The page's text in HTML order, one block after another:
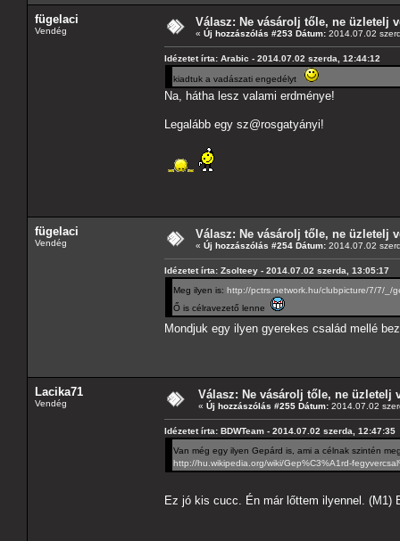
fügelaci
Vendég
Válasz: Ne vásárolj tőle, ne üzletelj
« Új hozzászólás #253 Dátum: 2014.07.02
Idézetet írta: Arabic - 2014.07.02 szerda, 12:44:12
kiadtuk a vadászati engedélyt
Na, hátha lesz valami erdménye!
Legalább egy sz@rosgatyányi!
fügelaci
Vendég
Válasz: Ne vásárolj tőle, ne üzletelj
« Új hozzászólás #254 Dátum: 2014.07.02
Idézetet írta: Zsolteey - 2014.07.02 szerda, 13:05:17
Meg ilyen is: http://pctrs.network.hu/clubpicture/7/7/_/
Ő is célravezető lenne
Mondjuk egy ilyen gyerekes család mellé
Lacika71
Vendég
Válasz: Ne vásárolj tőle, ne üzletelj
« Új hozzászólás #255 Dátum: 2014.07.02
Idézetet írta: BDWTeam - 2014.07.02 szerda, 12:47:35
Van még egy ilyen Gepárd is, ami a célnak szintén
http://hu.wikipedia.org/wiki/Gep%C3%A1rd-
Ez jó kis cucc. Én már lőttem ilyennel.